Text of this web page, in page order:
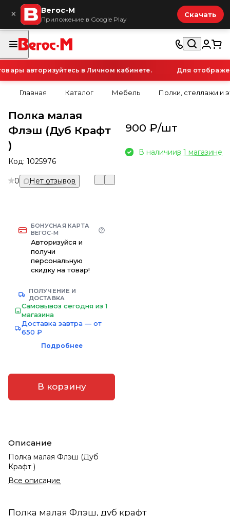
× Вегос-М
Приложение в Google Play
Скачать
авторизуйтесь в Личном кабинете. Для
Главная Каталог Мебель Полки, стеллажи и
Полка малая
Флэш (Дуб Крафт
)
Код: 1025976
0 Нет отзывов
БОНУСНАЯ КАРТА
ВЕГОС-М
Авторизуйся и
получи
персональную
скидку на товар!
ПОЛУЧЕНИЕ И
ДОСТАВКА
Самовывоз сегодня из 1
магазина
Доставка завтра — от
650 ₽
Подробнее
В корзину
Описание
Полка малая Флэш (Дуб
Крафт )
Все описание
900 ₽/шт
В наличиив 1 магазине
Полка малая Флэш, дуб крафт